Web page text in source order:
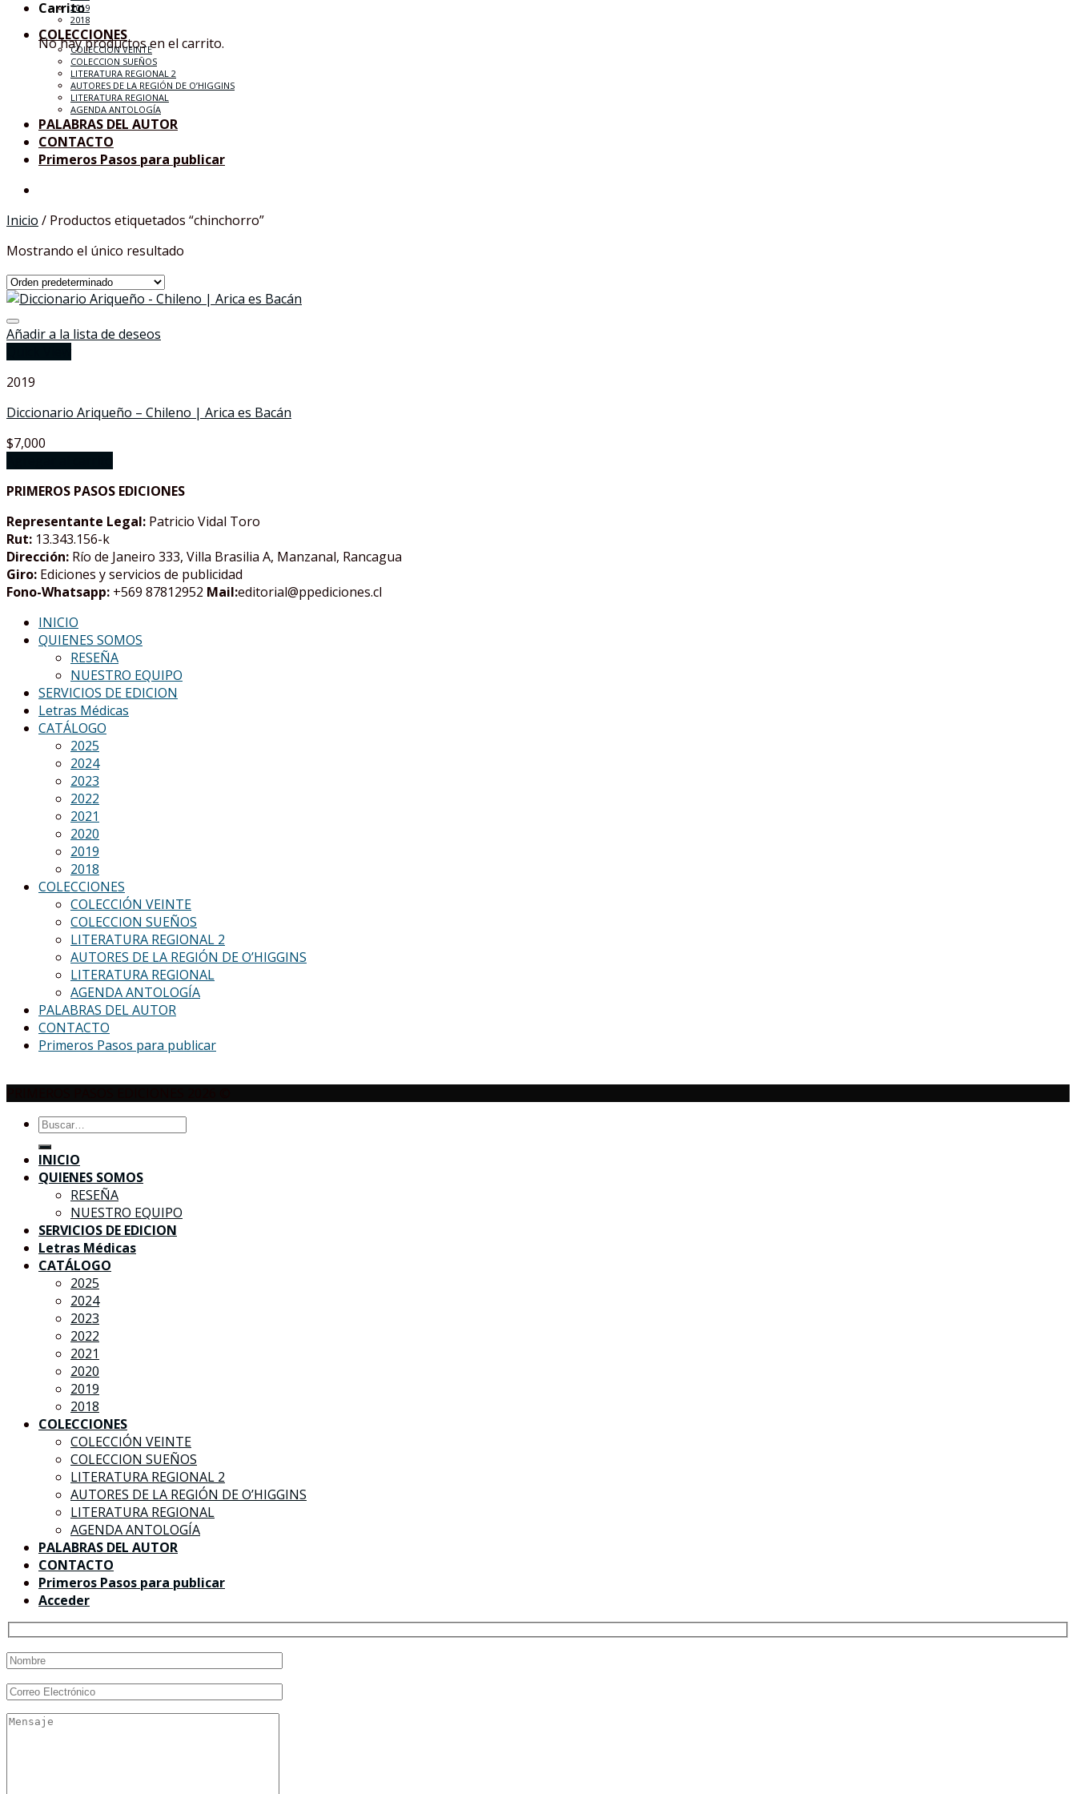
Carrito
No hay productos en el carrito.
2019
2018
COLECCIONES
COLECCIÓN VEINTE
COLECCION SUEÑOS
LITERATURA REGIONAL 2
AUTORES DE LA REGIÓN DE O’HIGGINS
LITERATURA REGIONAL
AGENDA ANTOLOGÍA
PALABRAS DEL AUTOR
CONTACTO
Primeros Pasos para publicar
Inicio / Productos etiquetados “chinchorro”
Mostrando el único resultado
Añadir a la lista de deseos
2019
Diccionario Ariqueño – Chileno | Arica es Bacán
$7,000
PRIMEROS PASOS EDICIONES
Representante Legal: Patricio Vidal Toro
Rut: 13.343.156-k
Dirección: Río de Janeiro 333, Villa Brasilia A, Manzanal, Rancagua
Giro: Ediciones y servicios de publicidad
Fono-Whatsapp: +569 87812952 Mail:editorial@ppediciones.cl
INICIO
QUIENES SOMOS
RESEÑA
NUESTRO EQUIPO
SERVICIOS DE EDICION
Letras Médicas
CATÁLOGO
2025
2024
2023
2022
2021
2020
2019
2018
COLECCIONES
COLECCIÓN VEINTE
COLECCION SUEÑOS
LITERATURA REGIONAL 2
AUTORES DE LA REGIÓN DE O’HIGGINS
LITERATURA REGIONAL
AGENDA ANTOLOGÍA
PALABRAS DEL AUTOR
CONTACTO
Primeros Pasos para publicar
Buscar
por:
INICIO
QUIENES SOMOS
RESEÑA
NUESTRO EQUIPO
SERVICIOS DE EDICION
Letras Médicas
CATÁLOGO
2025
2024
2023
2022
2021
2020
2019
2018
COLECCIONES
COLECCIÓN VEINTE
COLECCION SUEÑOS
LITERATURA REGIONAL 2
AUTORES DE LA REGIÓN DE O’HIGGINS
LITERATURA REGIONAL
AGENDA ANTOLOGÍA
PALABRAS DEL AUTOR
CONTACTO
Primeros Pasos para publicar
Acceder